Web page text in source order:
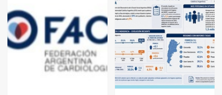
4
Accidente en Ruta 5: falleció un
joven de Trenque Lauquen
Los precios de los combustibles en
La Pampa, desde YPF hasta Axion
entre 857 a 1338 pesos